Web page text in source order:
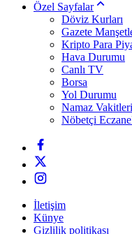
Özel Sayfalar
Döviz Kurları
Gazete
Kripto Para
Hava Durumu
Canlı TV
Borsa
Yol Durumu
Namaz Vakitleri
Nöbetçi
İletişim
Künye
Gizlilik politikası